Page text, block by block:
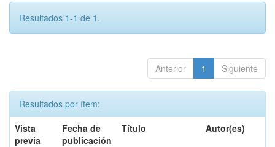
Resultados 1-1 de 1.
Anterior 1 Siguiente
Resultados por ítem:
Vista
previa
Fecha de
publicación
Título Autor(es)